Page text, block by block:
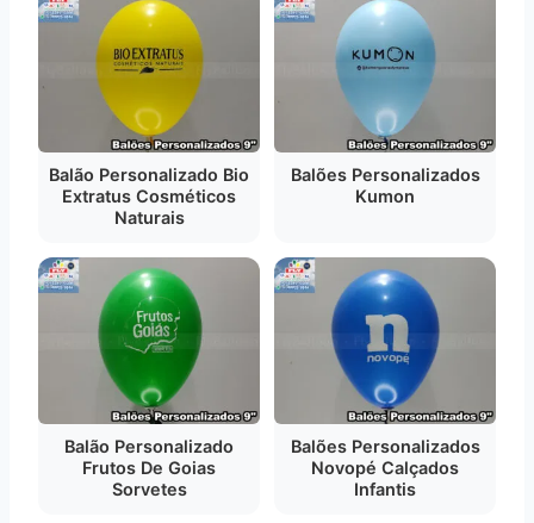
Balão Personalizado Bio
Extratus Cosméticos
Naturais
Balões Personalizados
Kumon
Balão Personalizado
Frutos De Goias
Sorvetes
Balões Personalizados
Novopé Calçados
Infantis